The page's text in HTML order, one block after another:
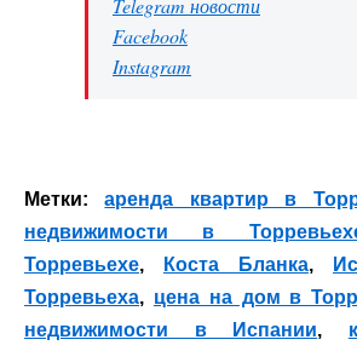
Telegram новости
Facebook
Instagram
Метки:аренда квартир в
недвижимости в
Торревьехе, Коста Бланка,
Торревьеха, цена на дом в
недвижимости в Испании,